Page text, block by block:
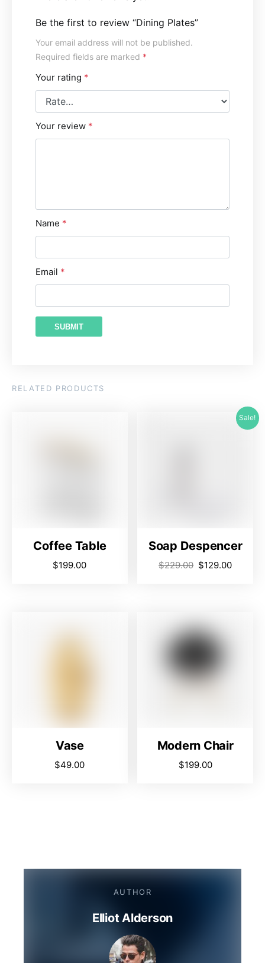
Be the first to review “Dining Plates”
Your email address will not be published.
Required fields are marked *
Your rating *
Your review *
Name *
Email *
RELATED PRODUCTS
Coffee Table
$199.00
Sale!
Soap Despencer
$229.00 $129.00
Vase
$49.00
Modern Chair
$199.00
AUTHOR
Elliot Alderson